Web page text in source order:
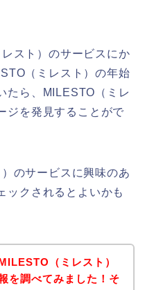
スト）のサービスにか
（ミレスト）の年始
たら、MILESTO（ミレ
ジを発見することがで
のサービスに興味のあ
ックされるとよいかも
（ミレスト）
を調べてみました！そ